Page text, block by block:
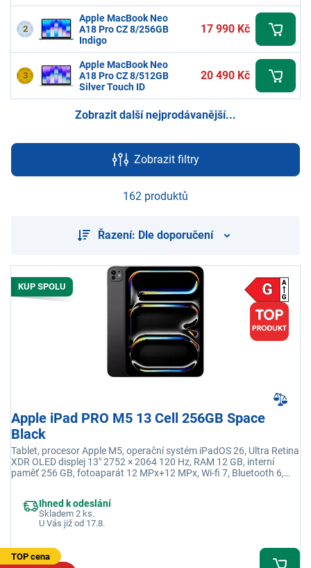
2
Apple MacBook Neo
A18 Pro CZ 8/256GB
Indigo
17 990 Kč
3
Apple MacBook Neo
A18 Pro CZ 8/512GB
Silver Touch ID
20 490 Kč
Zobrazit další nejprodávanější...
Zobrazit filtry
162 produktů
Řazení: Dle doporučení
KUP SPOLU
Apple iPad PRO M5 13 Cell 256GB Space
Black
Tablet, procesor Apple M5, operační systém iPadOS 26, Ultra Retina
XDR OLED displej 13" 2752 × 2064 120 Hz, RAM 12 GB, interní
paměť 256 GB, fotoaparát 12 MPx+12 MPx, Wi-fi 7, Bluetooth 6,
Ihned k odeslání
Skladem 2 ks.
U Vás již od 17.8.
TOP cena